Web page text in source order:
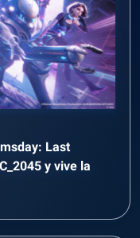
Last
y vive la